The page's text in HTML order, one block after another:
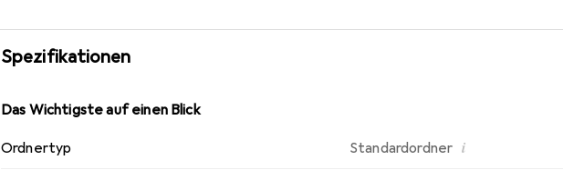
verwendbar für Dokumentenhüllen und Register im Format DIN A4 Maxi. 10 Jahre
Spezifikationen
Das Wichtigste auf einen Blick
Ordnertyp Standardordner i